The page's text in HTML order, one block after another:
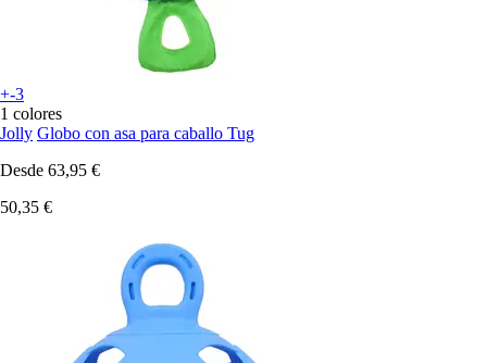
+-3
1 colores
Jolly Globo con asa para caballo Tug
Desde 63,95 €
50,35 €